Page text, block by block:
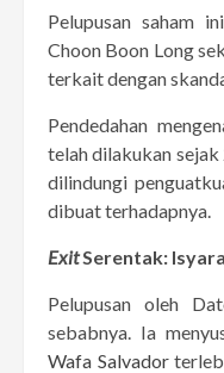
Pelupusan saham
Choon Boon Long
terkait dengan
Pendedahan
telah dilakukan
dilindungi
dibuat terhadapnya.
ExitSerentak:
Pelupusan oleh
sebabnya. Ia
Wafa Salvador